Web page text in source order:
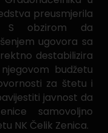
preusmjerila
S obzirom da
ugovora sa
destabilizira
budžetu
za štetu i
javnost da
samovoljno
NK Čelik Zenica.